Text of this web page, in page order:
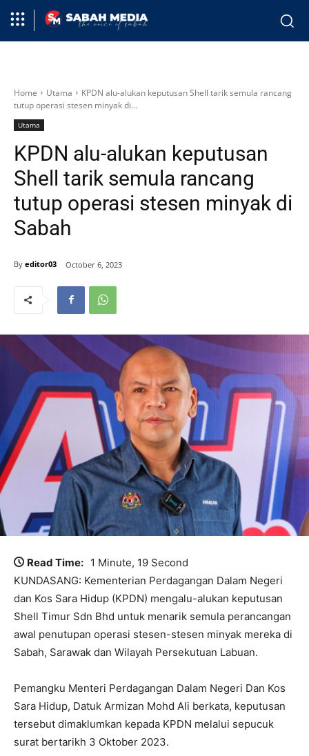
Home Utama
KPDN alu-alukan keputusan Shell tarik semula rancang
tutup operasi stesen minyak di...
Utama
KPDN alu-alukan keputusan
Shell tarik semula rancang
tutup operasi stesen minyak di
Sabah
By editor03 October 6, 2023
Read Time: 1 Minute, 19 Second
KUNDASANG: Kementerian Perdagangan Dalam Negeri
dan Kos Sara Hidup (KPDN) mengalu-alukan keputusan
Shell Timur Sdn Bhd untuk menarik semula perancangan
awal penutupan operasi stesen-stesen minyak mereka di
Sabah, Sarawak dan Wilayah Persekutuan Labuan.
Pemangku Menteri Perdagangan Dalam Negeri Dan Kos
Sara Hidup, Datuk Armizan Mohd Ali berkata, keputusan
tersebut dimaklumkan kepada KPDN melalui sepucuk
surat bertarikh 3 Oktober 2023.